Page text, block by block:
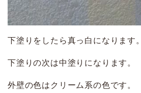
下塗りをしたら真っ白になります。
下塗りの次は中塗りになります。
外壁の色はクリーム系の色です。